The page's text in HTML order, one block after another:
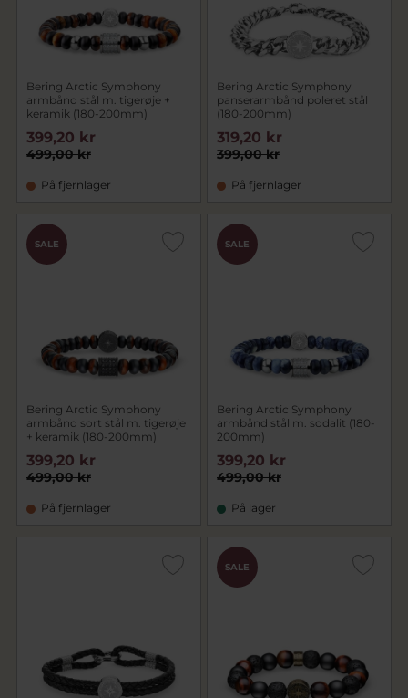
Bering Arctic Symphony
armbånd stål m. tigerøje +
keramik (180-200mm)
499,00 kr
399,20 kr
På fjernlager
Bering Arctic Symphony
panserarmbånd poleret stål
(180-200mm)
399,00 kr
319,20 kr
På fjernlager
SALE
Bering Arctic Symphony
armbånd sort stål m. tigerøje
+ keramik (180-200mm)
499,00 kr
399,20 kr
På fjernlager
SALE
Bering Arctic Symphony
armbånd stål m. sodalit (180-
200mm)
499,00 kr
399,20 kr
På lager
SALE